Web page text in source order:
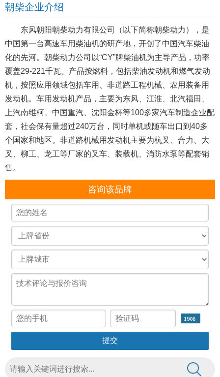
朝柴企业介绍
东风朝阳朝柴动力有限公司（以下简称朝柴动力），是
中国第一台高速车用柴油机的研产地，开创了中国汽车柴油
化的先河。朝柴动力公司以“CY”牌柴油机为主导产品，功率
覆盖29-221千瓦。产品按燃料，包括柴油发动机和燃气发动
机，按照应用领域包括车用、非道路工程机械、农用装备用
发动机。车用发动机产品，主要为东风、江淮、北汽福田、
上汽南维柯、中国重汽、沈阳金杯等100多家汽车制造企业配
套，社会保有量超过240万台，同时单机或随车出口到40多
个国家和地区。非道路机械用发动机主要为杭叉、合力、大
叉、柳工、龙工等厂家的叉车、装载机、消防水泵等配套销
售。
咨询该品牌